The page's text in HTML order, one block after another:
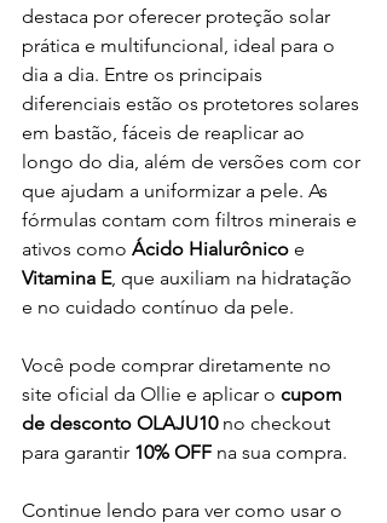
destaca por oferecer proteção solar
prática e multifuncional, ideal para o
dia a dia. Entre os principais
diferenciais estão os protetores solares
em bastão, fáceis de reaplicar ao
longo do dia, além de versões com cor
que ajudam a uniformizar a pele. As
fórmulas contam com filtros minerais e
ativos como Ácido Hialurônico e
Vitamina E, que auxiliam na hidratação
e no cuidado contínuo da pele.
Você pode comprar diretamente no
site oficial da Ollie e aplicar o cupom
de desconto OLAJU10 no checkout
para garantir 10% OFF na sua compra.
Continue lendo para ver como usar o